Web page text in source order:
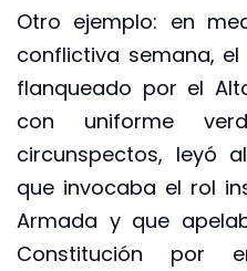
Otro ejemplo: en
conflictiva semana,
flanqueado por el
con uniforme
circunspectos, leyó
que invocaba el rol
Armada y que
Constitución por